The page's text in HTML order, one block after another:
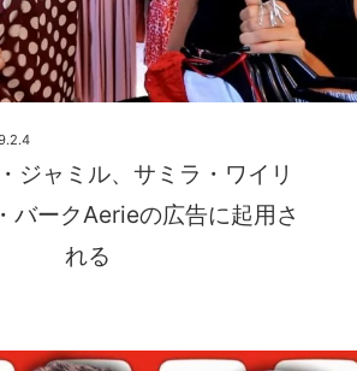
ジャミル、サミラ・ワイリ
バークAerieの広告に起用さ
れる